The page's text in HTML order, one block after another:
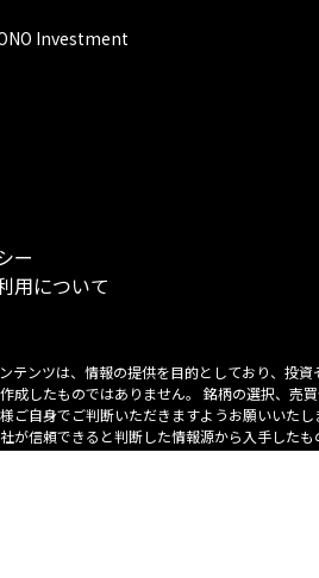
Investment
ー
用について
テンツは、情報の提供を目的としており、投資
成したものではありません。 銘柄の選択、売
ご自身でご判断いただきますようお願いいたし
が信頼できると判断した情報源から入手したも
保証したものではありません。 また、本コン